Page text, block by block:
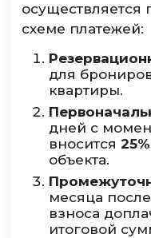
осуществляется
схеме платежей:
для
квартиры.
дней с
вносится25%
объекта.
месяца
взноса
итоговой